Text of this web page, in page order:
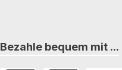
Bezahle bequem mit ...